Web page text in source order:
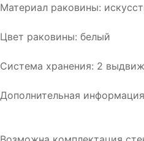
Материал раковины:
Цвет раковины: белый
Система хранения: 2
Дополнительная